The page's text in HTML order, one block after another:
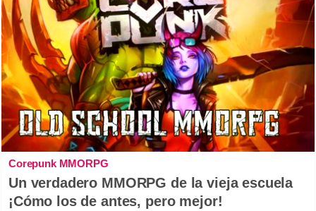
Corepunk MMORPG
Un verdadero MMORPG de la vieja escuela
¡Cómo los de antes, pero mejor!